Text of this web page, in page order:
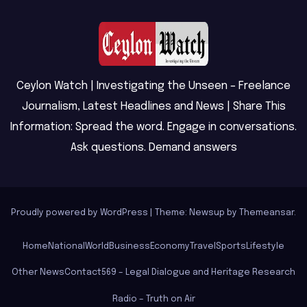
Ceylon Watch | Investigating the Unseen – Freelance
Journalism, Latest Headlines and News | Share This
Information: Spread the word. Engage in conversations.
Ask questions. Demand answers
Proudly powered by WordPress Theme: Newsup by Themeansar.
Home National World Business Economy Travel Sports Lifestyle
Other NewsContact569 – Legal Dialogue and Heritage Research
Radio – Truth on Air